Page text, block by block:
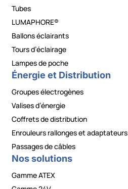
Tubes
LUMAPHORE®
Ballons éclairants
Tours d’éclairage
Lampes de poche
Énergie et Distribution
Groupes électrogènes
Valises d’énergie
Coffrets de distribution
Enrouleurs rallonges et adaptateurs
Passages de câbles
Nos solutions
Gamme ATEX